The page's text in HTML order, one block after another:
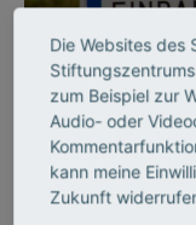
BILDUNGSSYSTEM
Per
die
Die Websites des
zum Beispiel zur
Audio- oder
kann meine
Zukunft